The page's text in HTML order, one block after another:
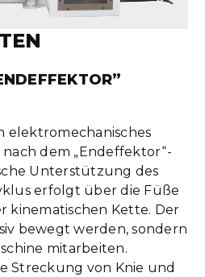
elektromechanisches
dem „Endeffektor“-
Unterstützung des
erfolgt über die Füße
kinematischen Kette. Der
bewegt werden, sondern
mitarbeiten.
Streckung von Knie und